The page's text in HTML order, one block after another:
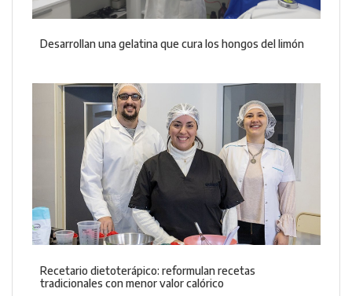
Desarrollan una gelatina que cura los hongos del limón
Recetario dietoterápico: reformulan recetas
tradicionales con menor valor calórico